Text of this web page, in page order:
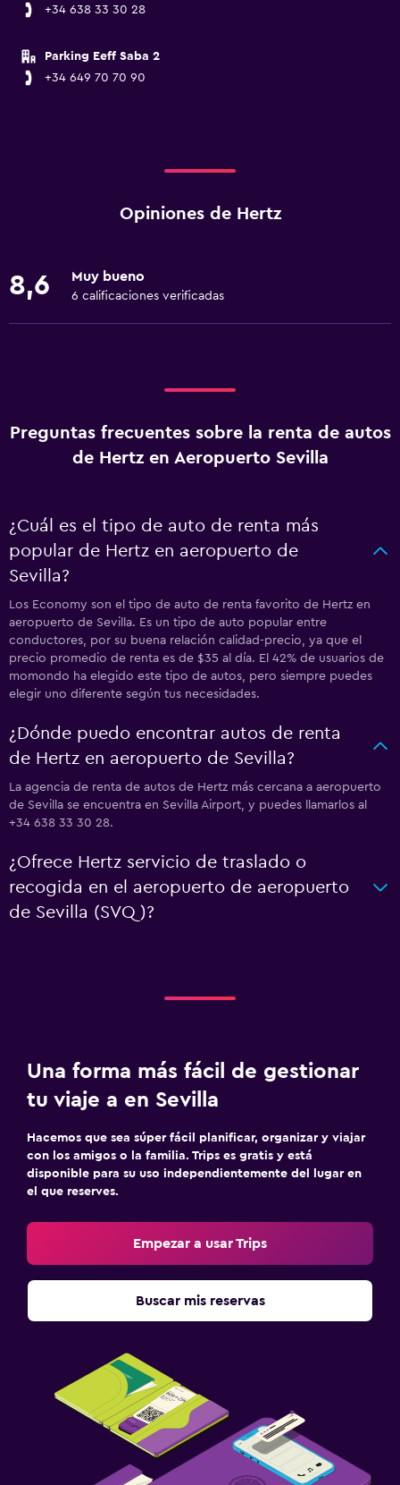
+34 638 33 30 28
Parking Eeff Saba 2
+34 649 70 70 90
Opiniones de Hertz
8,6 Muy bueno
6 calificaciones verificadas
Preguntas frecuentes sobre la renta de autos
de Hertz en Aeropuerto Sevilla
¿Cuál es el tipo de auto de renta más
popular de Hertz en aeropuerto de
Sevilla?
Los Economy son el tipo de auto de renta favorito de Hertz en
aeropuerto de Sevilla. Es un tipo de auto popular entre
conductores, por su buena relación calidad-precio, ya que el
precio promedio de renta es de $35 al día. El 42% de usuarios de
momondo ha elegido este tipo de autos, pero siempre puedes
elegir uno diferente según tus necesidades.
¿Dónde puedo encontrar autos de renta
de Hertz en aeropuerto de Sevilla?
La agencia de renta de autos de Hertz más cercana a aeropuerto
de Sevilla se encuentra en Sevilla Airport, y puedes llamarlos al
+34 638 33 30 28.
¿Ofrece Hertz servicio de traslado o
recogida en el aeropuerto de aeropuerto
de Sevilla (SVQ)?
Una forma más fácil de gestionar
tu viaje a en Sevilla
Hacemos que sea súper fácil planificar, organizar y viajar
con los amigos o la familia. Trips es gratis y está
disponible para su uso independientemente del lugar en
el que reserves.
Empezar a usar Trips
Buscar mis reservas